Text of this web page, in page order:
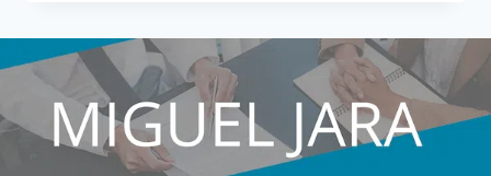
DE
ARROZ
CON
LA
DIABETES?